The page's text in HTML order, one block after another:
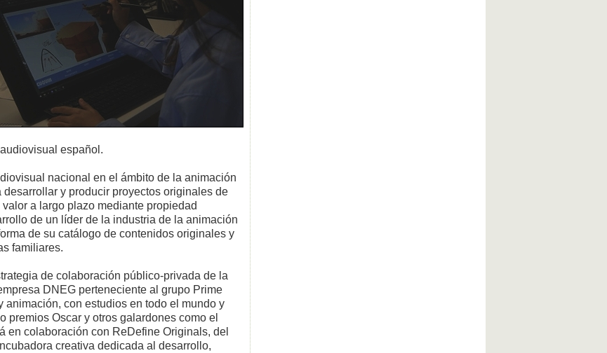
español.
nacional en el ámbito de la animación
y producir proyectos originales de
a largo plazo mediante propiedad
de un líder de la industria de la animación
de su catálogo de contenidos originales y
familiares.
de colaboración público-privada de la
DNEG perteneciente al grupo Prime
animación, con estudios en todo el mundo y
premios Oscar y otros galardones como el
en colaboración con ReDefine Originals, del
creativa dedicada al desarrollo,